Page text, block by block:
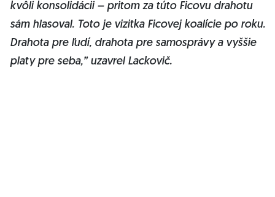
kvôli konsolidácii – pritom za túto Ficovu drahotu
sám hlasoval. Toto je vizitka Ficovej koalície po roku.
Drahota pre ľudí, drahota pre samosprávy a vyššie
platy pre seba,” uzavrel Lackovič.